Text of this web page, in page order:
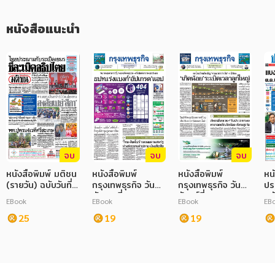
วรรณกรรม
การเรียน การศึกษา
เทคโนโลยี การสื่อสาร วิทยาศาสตร์
ภาษาศาสตร์
หนังสือเด็ก
การพัฒนาตนเอง
การ์ตูนความรู้ การ์ตูน
หนังสือแนะนำ
จบ
หนังสือพิมพ์ มติชน
(รายวัน) ฉบับวันที่
21 กรกฎาคม
2568
EBook
25
จบ
หนังสือพิมพ์
กรุงเทพธุรกิจ วัน
อังคารที่ 06
กันยายน 2565
EBook
19
จบ
หนังสือพิมพ์
กรุงเทพธุรกิจ วัน
จันทร์ที่ 29
กันยายน 2568
EBook
19
ห
ป
ฉ
ธั